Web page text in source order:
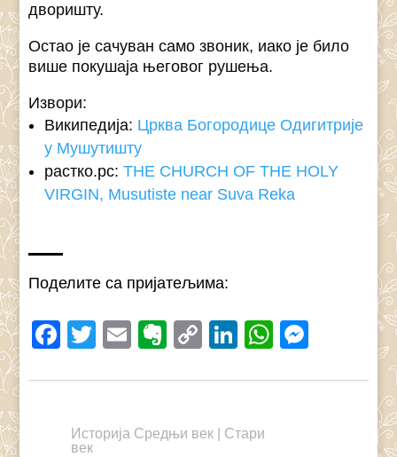
дворишту.
Остао је сачуван само звоник, иако је било
више покушаја његовог рушења.
Извори:
Википедија: Црква Богородице Одигитрије
у Мушутишту
растко.рс:THE CHURCH OF THE HOLY
VIRGIN, Musutiste near Suva Reka
Поделите са пријатељима:
Facebook
Twitter
EmailEvernote
CopyLinkedIn
Историја Средњи век| Стари
век